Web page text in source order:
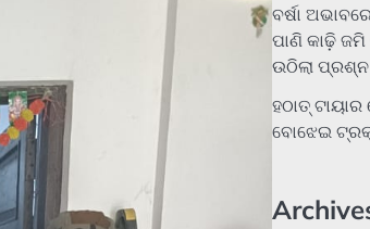
ବର୍ଷା
ପାଣି କାଢ଼ି ଜମି
ଉଠିଲା ପ୍ରଶ୍ନ
ହଠାତ୍‌
ବୋଝେଇ